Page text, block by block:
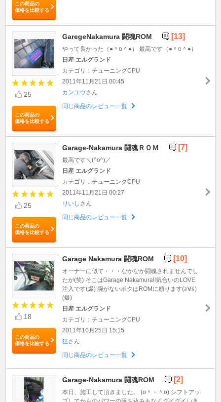
この商品の
価格を比較する
25
この商品の
価格を比較する
GaregeNakamura 闘魂ROM [13]
やって良かった（●＾o＾●） 最高です（●＾o＾●）
日産 エルグランド
カテゴリ：チューニングCPU
2011年11月21日 00:45
カンユウさん
同じ商品のレビュー一覧
25
この商品の
価格を比較する
Garage-Nakamura 闘魂ＲＯＭ [7]
最高です＼(^o^)／
日産 エルグランド
カテゴリ：チューニングCPU
2011年11月21日 00:27
りいし さん
同じ商品のレビュー一覧
18
この商品の
価格を比較する
Garage Nakamura 闘魂ROM [10]
オーナーに似て・・・なかなか闘魂されませんでし
たが(笑) そこはGarage Nakamura!!気合いのLOVE
注入です(爆) 腕がないボクはROMに頼ります(≧∀≦)
(爆)
日産 エルグランド
カテゴリ：チューニングCPU
2011年10月25日 15:15
狂さん
同じ商品のレビュー一覧
Garage-Nakamura 闘魂ROM [2]
本日、施工して頂きました。 (o＾・＾o) シフトアッ